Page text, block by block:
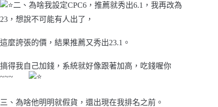
二、為啥我設定CPC6，推薦就秀出6.1，我再改為
23，想說不可能有人出了，
這麼誇張的價，結果推薦又秀出23.1。
搞得我自己加錢，系統就好像跟著加高，吃錢喔你
~~~
三、為啥他明明就假貨，還出現在我排名之前。